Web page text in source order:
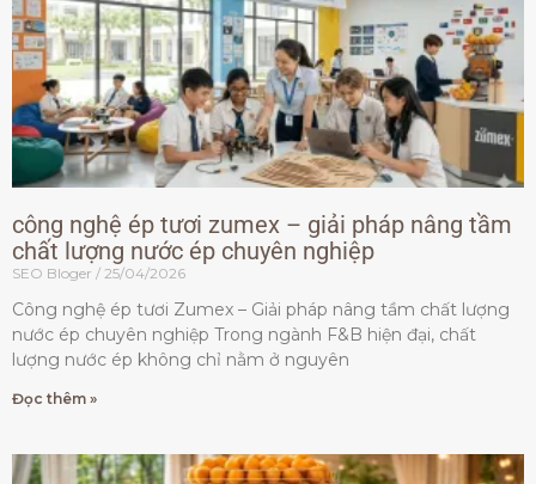
công nghệ ép tươi zumex – giải pháp nâng tầm
chất lượng nước ép chuyên nghiệp
SEO Bloger 25/04/2026
Công nghệ ép tươi Zumex – Giải pháp nâng tầm chất lượng
nước ép chuyên nghiệp Trong ngành F&B hiện đại, chất
lượng nước ép không chỉ nằm ở nguyên
Đọc thêm »